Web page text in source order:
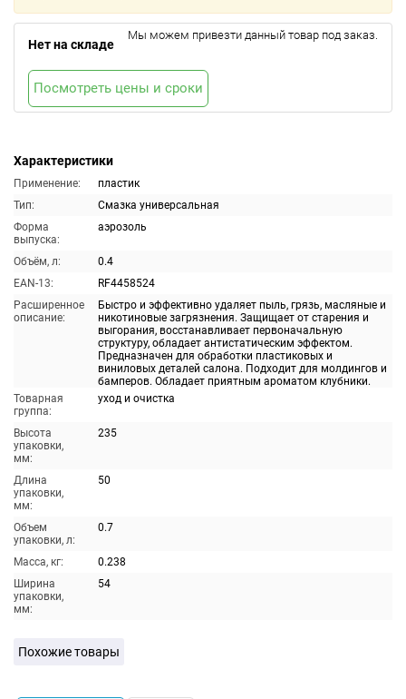
Характеристики
Применение:
пластик
Тип:
Смазка универсальная
Форма
выпуска:
аэрозоль
Объём, л:
0.4
EAN-13:
RF4458524
Расширенное
описание:
Быстро и эффективно удаляет пыль, грязь, масляные и
никотиновые загрязнения. Защищает от старения и
выгорания, восстанавливает первоначальную
структуру, обладает антистатическим эффектом.
Предназначен для обработки пластиковых и
виниловых деталей салона. Подходит для молдингов и
бамперов. Обладает приятным ароматом клубники.
Товарная
группа:
уход и очистка
Высота
упаковки,
мм:
235
Длина
упаковки,
мм:
50
Объем
упаковки, л:
0.7
Масса, кг:
0.238
Ширина
упаковки,
мм:
54
Нет на складе
Мы можем привезти данный товар под заказ.
Посмотреть цены и сроки
Похожие товары